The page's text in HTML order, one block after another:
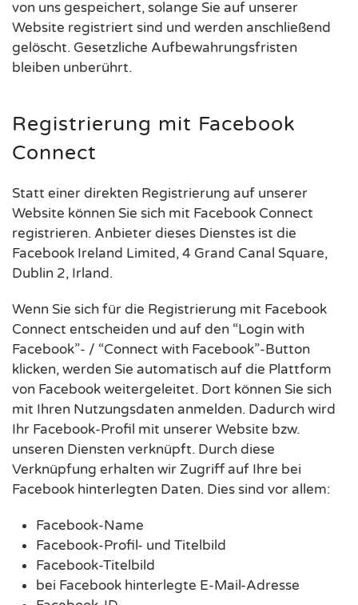
von uns gespeichert, solange Sie auf unserer
Website registriert sind und werden anschließend
gelöscht. Gesetzliche Aufbewahrungsfristen
bleiben unberührt.
Registrierung mit Facebook
Connect
Statt einer direkten Registrierung auf unserer
Website können Sie sich mit Facebook Connect
registrieren. Anbieter dieses Dienstes ist die
Facebook Ireland Limited, 4 Grand Canal Square,
Dublin 2, Irland.
Wenn Sie sich für die Registrierung mit Facebook
Connect entscheiden und auf den “Login with
Facebook”- / “Connect with Facebook”-Button
klicken, werden Sie automatisch auf die Plattform
von Facebook weitergeleitet. Dort können Sie sich
mit Ihren Nutzungsdaten anmelden. Dadurch wird
Ihr Facebook-Profil mit unserer Website bzw.
unseren Diensten verknüpft. Durch diese
Verknüpfung erhalten wir Zugriff auf Ihre bei
Facebook hinterlegten Daten. Dies sind vor allem:
Facebook-Name
Facebook-Profil- und Titelbild
Facebook-Titelbild
bei Facebook hinterlegte E-Mail-Adresse